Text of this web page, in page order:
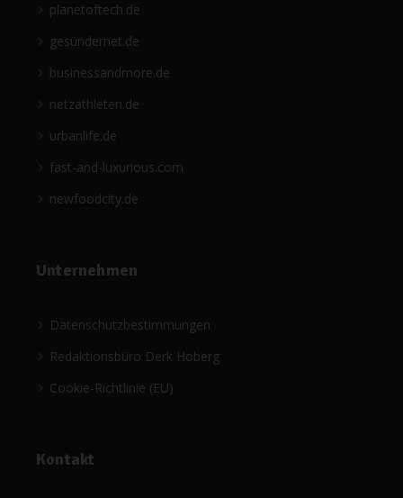
planetoftech.de
gesündernet.de
businessandmore.de
netzathleten.de
urbanlife.de
fast-and-luxurious.com
newfoodcity.de
Unternehmen
Datenschutzbestimmungen
Redaktionsbüro Derk Hoberg
Cookie-Richtlinie (EU)
Kontakt